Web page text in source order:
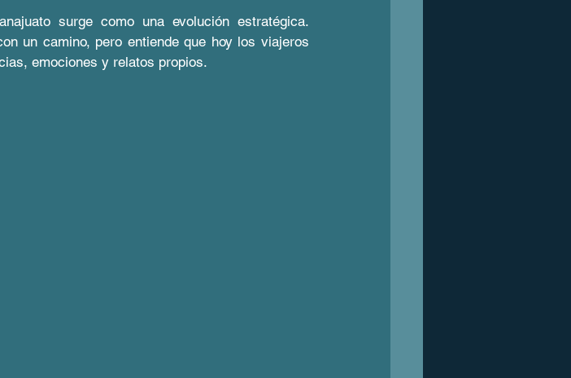
surge como una evolución estratégica.
un camino, pero entiende que hoy los viajeros
emociones y relatos propios.